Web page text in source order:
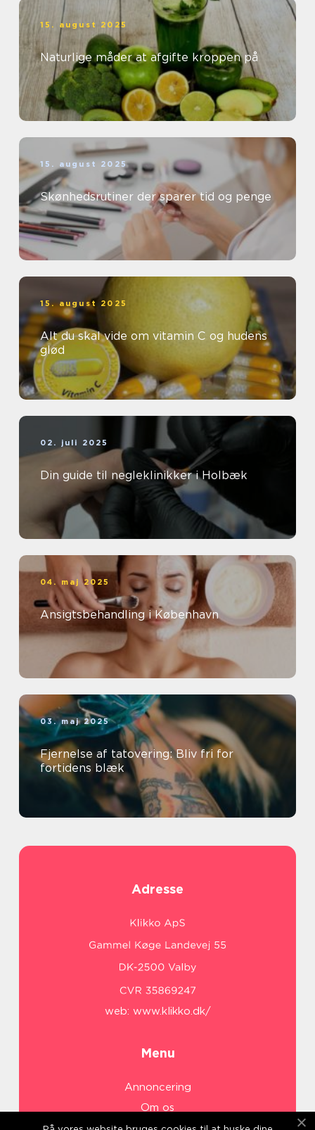
15. august 2025
Naturlige måder at afgifte kroppen på
15. august 2025
Skønhedsrutiner der sparer tid og penge
15. august 2025
Alt du skal vide om vitamin C og hudens
glød
02. juli 2025
Din guide til negleklinikker i Holbæk
04. maj 2025
Ansigtsbehandling i København
03. maj 2025
Fjernelse af tatovering: Bliv fri for
fortidens blæk
Adresse
web: www.klikko.dk/
Menu
Annoncering
Om os